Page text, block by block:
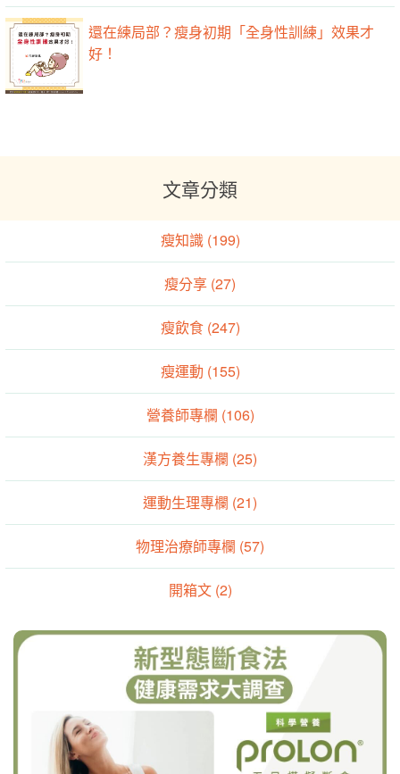
還在練局部？瘦身初期「全身性訓練」效果才
好！
文章分類
瘦知識 (199)
瘦分享 (27)
瘦飲食 (247)
瘦運動 (155)
營養師專欄 (106)
漢方養生專欄 (25)
運動生理專欄 (21)
物理治療師專欄 (57)
開箱文 (2)